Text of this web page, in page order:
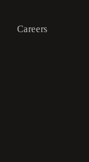
Careers